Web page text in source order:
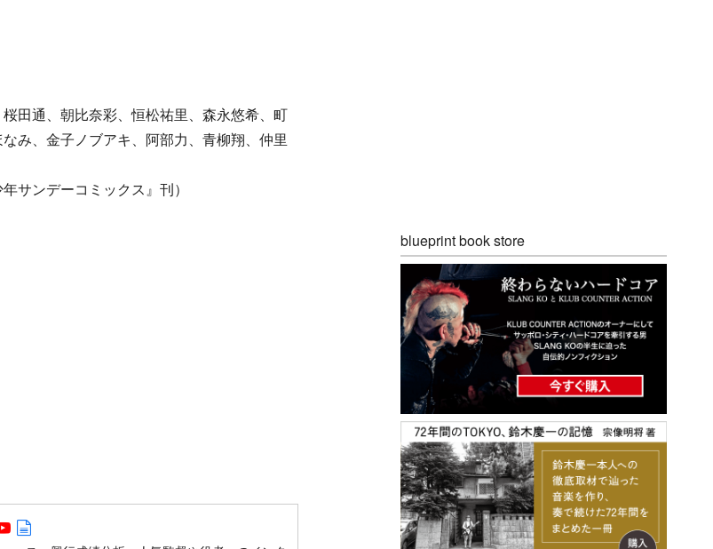
田通、朝比奈彩、恒松祐里、森永悠希、町
み、金子ノブアキ、阿部力、青柳翔、仲里
サンデーコミックス』刊）
on SNS
on SNS
Follow on SNS
blueprint book store